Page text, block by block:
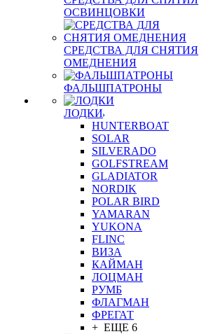
ОСВИНЦОВКИ
СРЕДСТВА ДЛЯ СНЯТИЯ
ОМЕДНЕНИЯ
ФАЛЬШПАТРОНЫ
ЛОДКИ
HUNTERBOAT
SOLAR
SILVERADO
GOLFSTREAM
GLADIATOR
NORDIK
POLAR BIRD
YAMARAN
YUKONA
FLINC
ВИЗА
КАЙМАН
ЛОЦМАН
РУМБ
ФЛАГМАН
ФРЕГАТ
+ ЕЩЕ 6